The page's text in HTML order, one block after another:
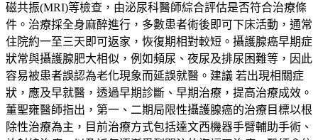
磁共振(MRI)等檢查，由泌尿科醫師綜合評估是否符合治療條
件。治療採全身麻醉進行，多數患者術後即可下床活動，通常
住院約一至三天即可返家，恢復期相對較短。攝護腺癌早期症
狀常與攝護腺肥大相似，例如頻尿、夜尿及排尿困難等，因此
容易被患者誤認為老化現象而延誤就醫。建議 若出現相關症
狀，應及早就醫，透過早期診斷、早期治療，提高治療成效。
董聖雍醫師指出，第一、二期局限性攝護腺癌的治療目標以根
除性治療為主，目前治療方式包括達文西機器手臂輔助手術、